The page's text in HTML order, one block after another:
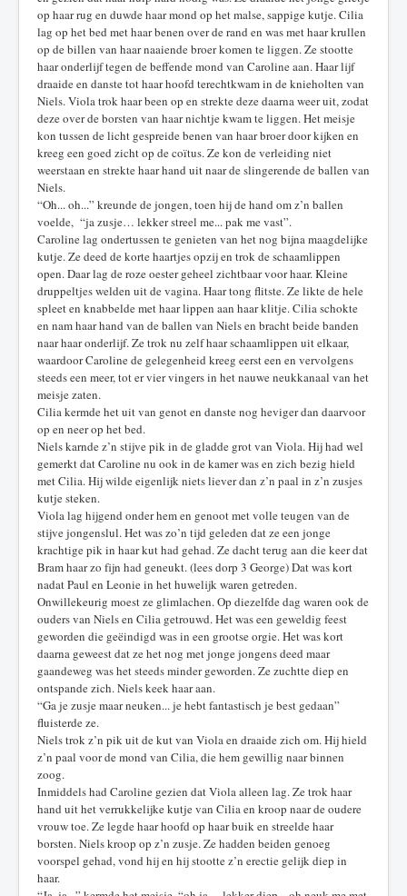
op haar rug en duwde haar mond op het malse, sappige kutje. Cilia
lag op het bed met haar benen over de rand en was met haar krullen
op de billen van haar naaiende broer komen te liggen. Ze stootte
haar onderlijf tegen de beffende mond van Caroline aan. Haar lijf
draaide en danste tot haar hoofd terechtkwam in de knieholten van
Niels. Viola trok haar been op en strekte deze daarna weer uit, zodat
deze over de borsten van haar nichtje kwam te liggen. Het meisje
kon tussen de licht gespreide benen van haar broer door kijken en
kreeg een goed zicht op de coïtus. Ze kon de verleiding niet
weerstaan en strekte haar hand uit naar de slingerende de ballen van
Niels.
“Oh... oh...” kreunde de jongen, toen hij de hand om z’n ballen
voelde, “ja zusje… lekker streel me... pak me vast”.
Caroline lag ondertussen te genieten van het nog bijna maagdelijke
kutje. Ze deed de korte haartjes opzij en trok de schaamlippen
open. Daar lag de roze oester geheel zichtbaar voor haar. Kleine
druppeltjes welden uit de vagina. Haar tong flitste. Ze likte de hele
spleet en knabbelde met haar lippen aan haar klitje. Cilia schokte
en nam haar hand van de ballen van Niels en bracht beide banden
naar haar onderlijf. Ze trok nu zelf haar schaamlippen uit elkaar,
waardoor Caroline de gelegenheid kreeg eerst een en vervolgens
steeds een meer, tot er vier vingers in het nauwe neukkanaal van het
meisje zaten.
Cilia kermde het uit van genot en danste nog heviger dan daarvoor
op en neer op het bed.
Niels karnde z’n stijve pik in de gladde grot van Viola. Hij had wel
gemerkt dat Caroline nu ook in de kamer was en zich bezig hield
met Cilia. Hij wilde eigenlijk niets liever dan z’n paal in z’n zusjes
kutje steken.
Viola lag hijgend onder hem en genoot met volle teugen van de
stijve jongenslul. Het was zo’n tijd geleden dat ze een jonge
krachtige pik in haar kut had gehad. Ze dacht terug aan die keer dat
Bram haar zo fijn had geneukt. (lees dorp 3 George) Dat was kort
nadat Paul en Leonie in het huwelijk waren getreden.
Onwillekeurig moest ze glimlachen. Op diezelfde dag waren ook de
ouders van Niels en Cilia getrouwd. Het was een geweldig feest
geworden die geëindigd was in een grootse orgie. Het was kort
daarna geweest dat ze het nog met jonge jongens deed maar
gaandeweg was het steeds minder geworden. Ze zuchtte diep en
ontspande zich. Niels keek haar aan.
“Ga je zusje maar neuken... je hebt fantastisch je best gedaan”
fluisterde ze.
Niels trok z’n pik uit de kut van Viola en draaide zich om. Hij hield
z’n paal voor de mond van Cilia, die hem gewillig naar binnen
zoog.
Inmiddels had Caroline gezien dat Viola alleen lag. Ze trok haar
hand uit het verrukkelijke kutje van Cilia en kroop naar de oudere
vrouw toe. Ze legde haar hoofd op haar buik en streelde haar
borsten. Niels kroop op z’n zusje. Ze hadden beiden genoeg
voorspel gehad, vond hij en hij stootte z’n erectie gelijk diep in
haar.